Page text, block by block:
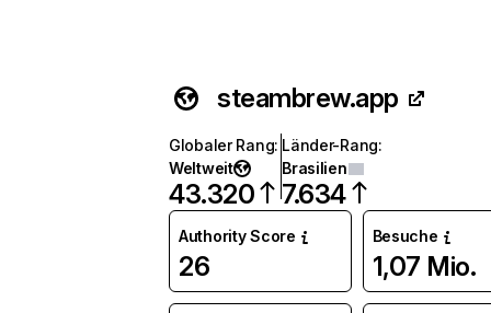
steambrew.app
Globaler Rang:
Weltweit
43.320
Länder-Rang:
Brasilien
7.634
Authority Score
26
Besuche
1,07 Mio.